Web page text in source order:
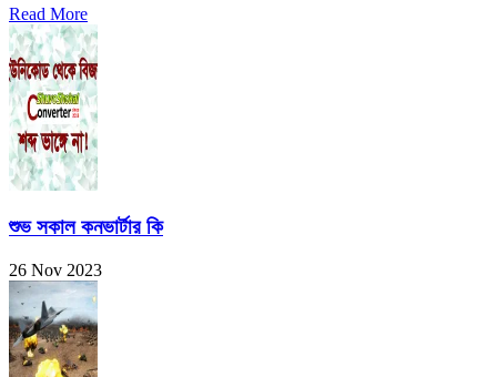
Read More
শুভ সকাল কনভার্টার কি
26 Nov 2023